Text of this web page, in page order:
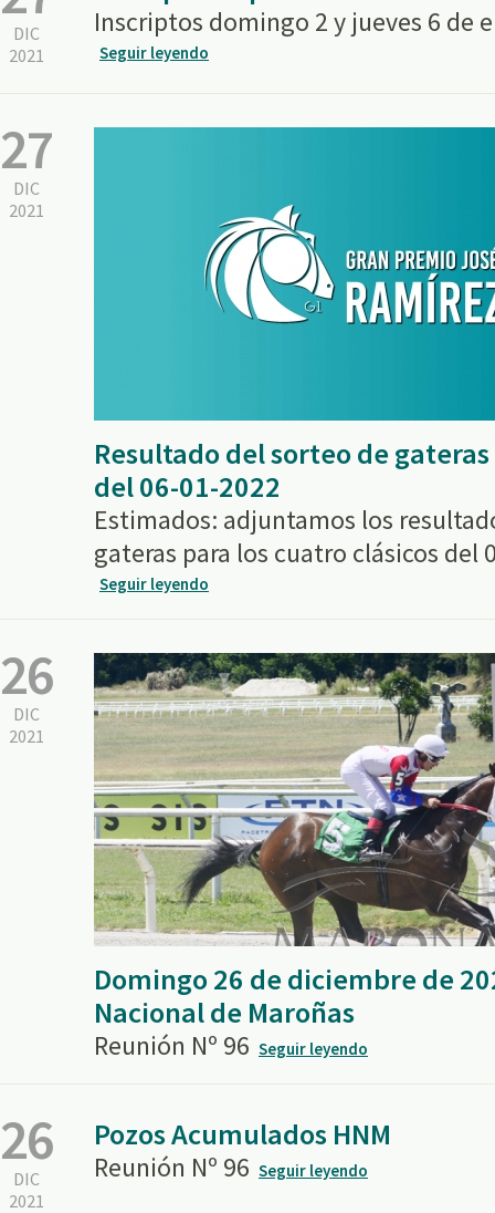
DIC
2021
Inscriptos domingo 2 y jueves 6 de
Seguir leyendo
27
DIC
2021
Resultado del sorteo de
del 06-01-2022
Estimados: adjuntamos los
gateras para los cuatro clásicos del
Seguir leyendo
26
DIC
2021
Domingo 26 de diciembre de
Nacional de Maroñas
Reunión Nº 96 Seguir leyendo
26
DIC
2021
Pozos Acumulados HNM
Reunión Nº 96 Seguir leyendo